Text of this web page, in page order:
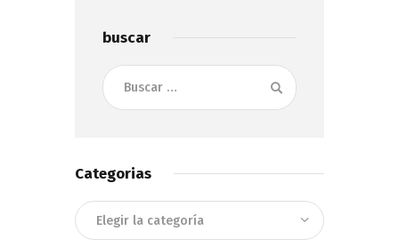
buscar
Buscar:
Categorias
Categorias